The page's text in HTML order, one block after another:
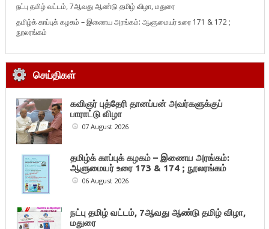
நட்பு தமிழ் வட்டம், 7ஆவது ஆண்டு தமிழ் விழா, மதுரை
தமிழ்க் காப்புக் கழகம் – இணைய அரங்கம்: ஆளுமையர் உரை 171 & 172 ;
நூலரங்கம்
செய்திகள்
கவிஞர் புத்தேரி தானப்பன் அவர்களுக்குப்
பாராட்டு விழா
07 August 2026
தமிழ்க் காப்புக் கழகம் – இணைய அரங்கம்:
ஆளுமையர் உரை 173 & 174 ; நூலரங்கம்
06 August 2026
நட்பு தமிழ் வட்டம், 7ஆவது ஆண்டு தமிழ் விழா,
மதுரை